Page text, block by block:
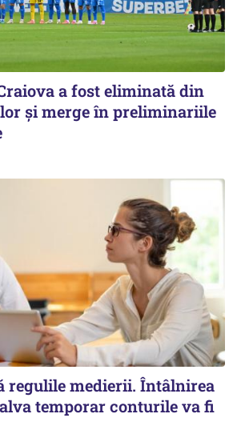
a fost eliminată din
şi merge în preliminariile
regulile medierii. Întâlnirea
temporar conturile va fi